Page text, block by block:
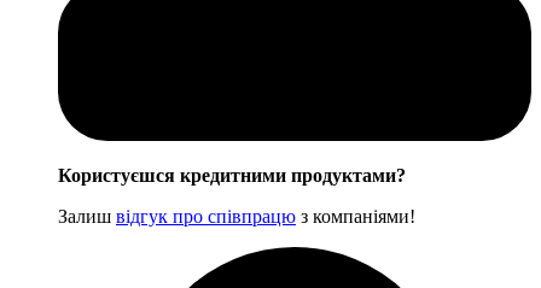
Користуєшся кредитними продуктами?
Залиш відгук про співпрацю з компаніями!